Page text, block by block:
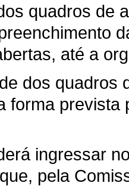
quadros de
até a
dos quadros
forma
ingressar
pela